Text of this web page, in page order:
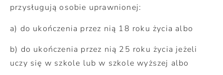
przysługują osobie uprawnionej:
a) do ukończenia przez nią 18 roku życia albo
b) do ukończenia przez nią 25 roku życia jeżeli
uczy się w szkole lub w szkole wyższej albo